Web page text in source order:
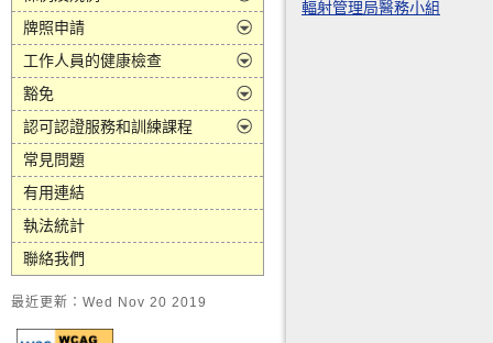
牌照申請
工作人員的健康檢查
豁免
認可認證服務和訓練課程
常見問題
有用連結
執法統計
聯絡我們
最近更新：Wed Nov 20 2019
輻射管理局醫務小組